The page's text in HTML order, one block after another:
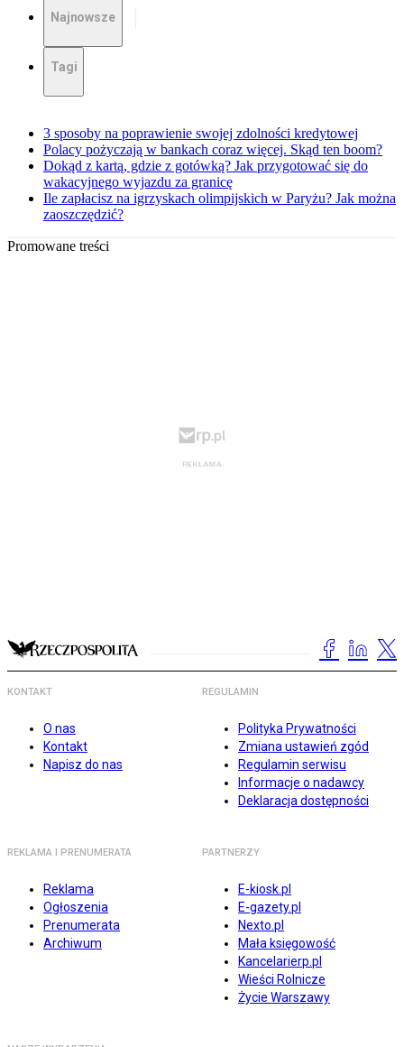
Najnowsze
Tagi
3 sposoby na poprawienie swojej zdolności kredytowej
Polacy pożyczają w bankach coraz więcej. Skąd ten boom?
Dokąd z kartą, gdzie z gotówką? Jak przygotować się do
wakacyjnego wyjazdu za granicę
Ile zapłacisz na igrzyskach olimpijskich w Paryżu? Jak można
zaoszczędzić?
Promowane treści
KONTAKT
O nas
Kontakt
Napisz do nas
REGULAMIN
Polityka Prywatności
Zmiana ustawień zgód
Regulamin serwisu
Informacje o nadawcy
Deklaracja dostępności
REKLAMA I PRENUMERATA
Reklama
Ogłoszenia
Prenumerata
Archiwum
PARTNERZY
E-kiosk.pl
E-gazety.pl
Nexto.pl
Mała księgowość
Kancelarierp.pl
Wieści Rolnicze
Życie Warszawy